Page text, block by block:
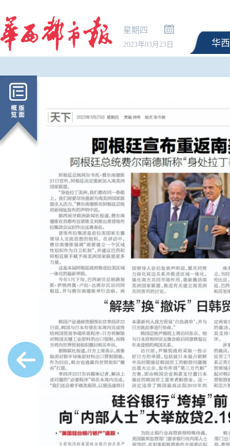
星期四
2023年03月23日 华
鼓励居民装修既有住房
积金用途破题而不离题 |
论